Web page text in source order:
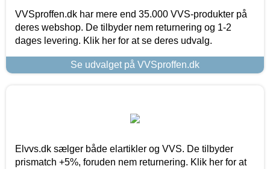
VVSproffen.dk har mere end 35.000 VVS-produkter på
deres webshop. De tilbyder nem returnering og 1-2
dages levering. Klik her for at se deres udvalg.
Se udvalget på VVSproffen.dk
Elvvs.dk sælger både elartikler og VVS. De tilbyder
prismatch +5%, foruden nem returnering. Klik her for at